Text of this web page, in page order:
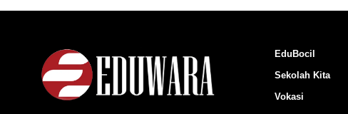
EduBocil
Sekolah Kita
Vokasi